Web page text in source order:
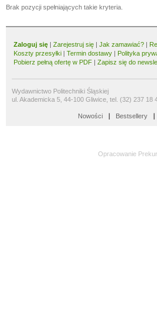
Brak pozycji spełniających takie kryteria.
Zaloguj się | Zarejestruj się | Jak zamawiać? |
Koszty przesyłki | Termin dostawy | Polityka
Pobierz pełną ofertę w PDF | Zapisz się do
Wydawnictwo Politechniki Śląskiej
ul. Akademicka 5, 44-100 Gliwice, tel. (32) 237 18
Nowości Bestsellery
Opracowanie